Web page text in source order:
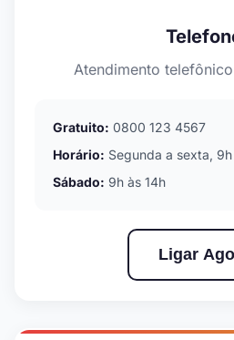
Atendimento
Gratuito: 0800 123 4567
Horário: Segunda a sexta, 9h
Sábado: 9h às 14h
Ligar